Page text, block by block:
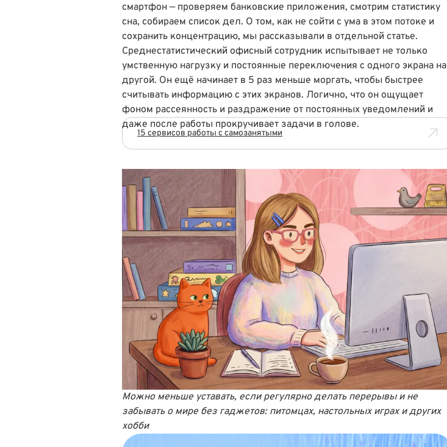
смартфон — проверяем банковские приложения, смотрим статистику
сна, собираем список дел. О том, как не сойти с ума в этом потоке и
сохранить концентрацию, мы рассказывали в отдельной статье.
Среднестатистический офисный сотрудник испытывает не только
умственную нагрузку и постоянные переключения с одного экрана на
другой. Он ещё начинает в 5 раз меньше моргать, чтобы быстрее
считывать информацию с этих экранов. Логично, что он ощущает
фоном рассеянность и раздражение от постоянных уведомлений и
даже после работы прокручивает задачи в голове.
15 сервисов работы с самозанятыми
Можно меньше уставать, если регулярно делать перерывы и не
забывать о мире без гаджетов: питомцах, настольных играх и других
хобби